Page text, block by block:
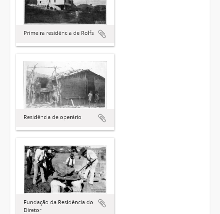
Primeira residência de Rolfs
Residência de operário
Fundação da Residência do
Diretor